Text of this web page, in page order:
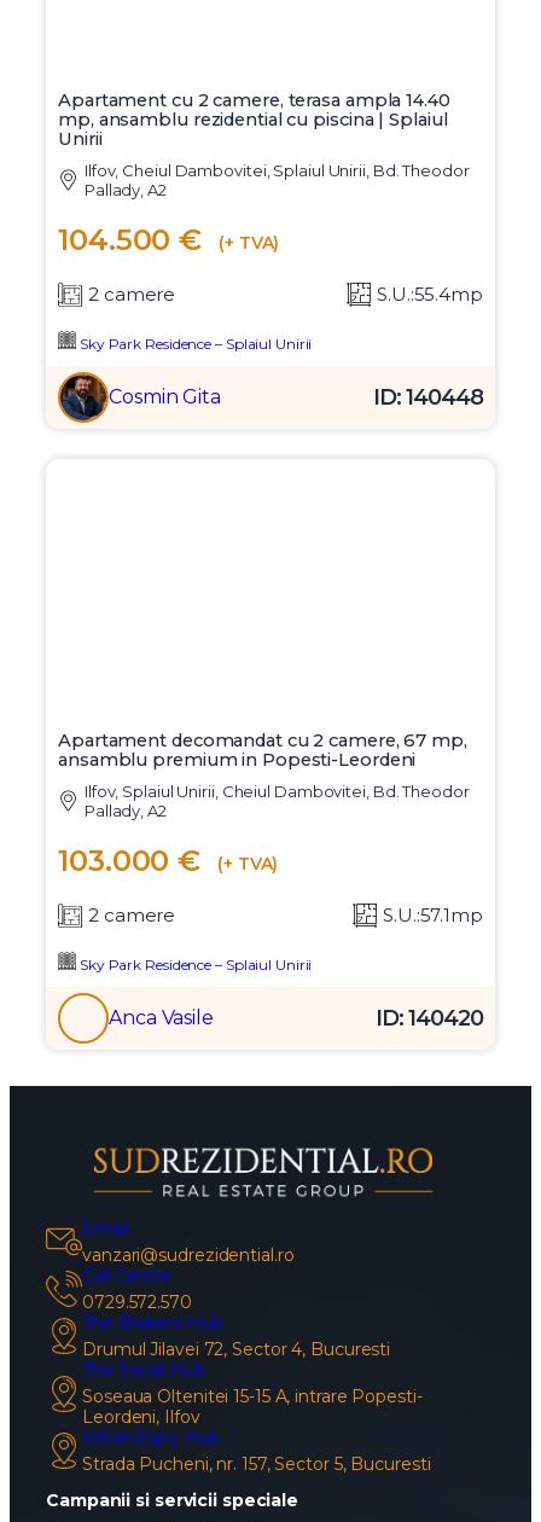
Apartament cu 2 camere, terasa ampla 14.40
mp, ansamblu rezidential cu piscina | Splaiul
Unirii
Ilfov, Cheiul Dambovitei, Splaiul Unirii, Bd. Theodor
Pallady, A2
104.500 € (+ TVA)
2 camere S.U.:55.4mp
Sky Park Residence – Splaiul Unirii
Cosmin Gita ID: 140448
Apartament decomandat cu 2 camere, 67 mp,
ansamblu premium in Popesti-Leordeni
Ilfov, Splaiul Unirii, Cheiul Dambovitei, Bd. Theodor
Pallady, A2
103.000 € (+ TVA)
2 camere S.U.:57.1mp
Sky Park Residence – Splaiul Unirii
Anca Vasile ID: 140420
Email
vanzari@sudrezidential.ro
Call Center
0729.572.570
The Brokers Hub
Drumul Jilavei 72, Sector 4, Bucuresti
The Social Hub
Soseaua Oltenitei 15-15 A, intrare Popesti-
Leordeni, Ilfov
Urban Expo Hub
Strada Pucheni, nr. 157, Sector 5, Bucuresti
Campanii si servicii speciale